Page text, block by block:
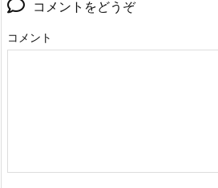
コメントをどうぞ
コメント